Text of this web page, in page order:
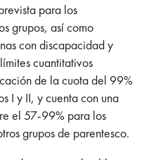
para los
grupos, así como
con discapacidad y
cuantitativos
de la cuota del 99%
I y II, y cuenta con una
el 57-99% para los
grupos de parentesco.